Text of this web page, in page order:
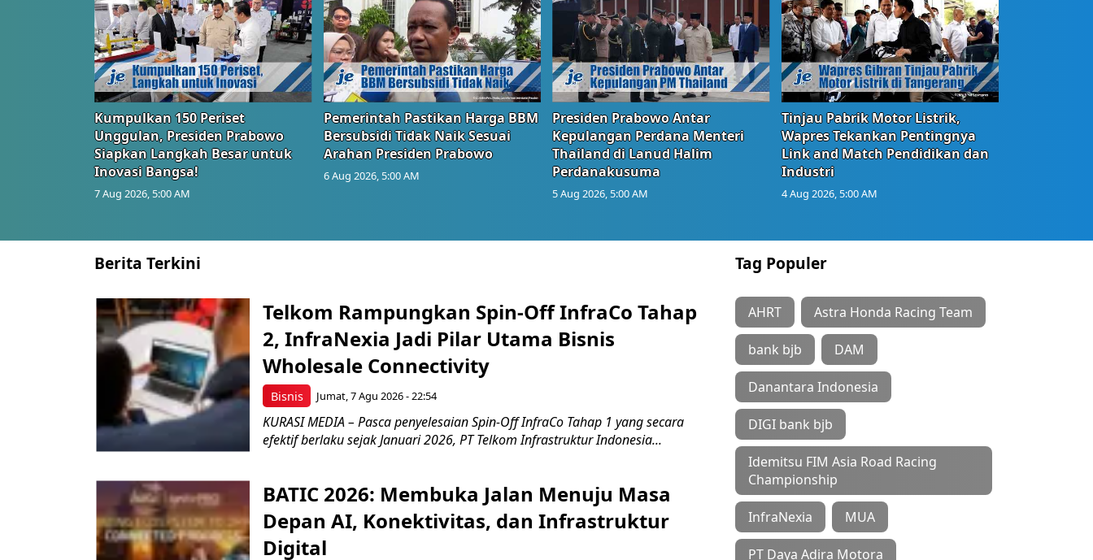
Kumpulkan 150 Periset
Unggulan, Presiden Prabowo
Siapkan Langkah Besar untuk
Inovasi Bangsa!
7 Aug 2026, 5:00 AM
Pemerintah Pastikan Harga BBM
Bersubsidi Tidak Naik Sesuai
Arahan Presiden Prabowo
6 Aug 2026, 5:00 AM
Presiden Prabowo Antar
Kepulangan Perdana Menteri
Thailand di Lanud Halim
Perdanakusuma
5 Aug 2026, 5:00 AM
Tinjau Pabrik Motor Listrik,
Wapres Tekankan Pentingnya
Link and Match Pendidikan dan
Industri
4 Aug 2026, 5:00 AM
Berita Terkini
Bisnis
Telkom Rampungkan Spin-Off InfraCo Tahap
2, InfraNexia Jadi Pilar Utama Bisnis
Wholesale Connectivity
Jumat, 7 Agu 2026 - 22:54
KURASI MEDIA – Pasca penyelesaian Spin-Off InfraCo Tahap 1 yang secara
efektif berlaku sejak Januari 2026, PT Telkom Infrastruktur Indonesia...
BATIC 2026: Membuka Jalan Menuju Masa
Depan AI, Konektivitas, dan Infrastruktur
Digital
Tag Populer
AHRT Astra Honda Racing Team
bank bjb DAM
Danantara Indonesia
DIGI bank bjb
Idemitsu FIM Asia Road Racing
Championship
InfraNexia MUA
PT Daya Adira Motora